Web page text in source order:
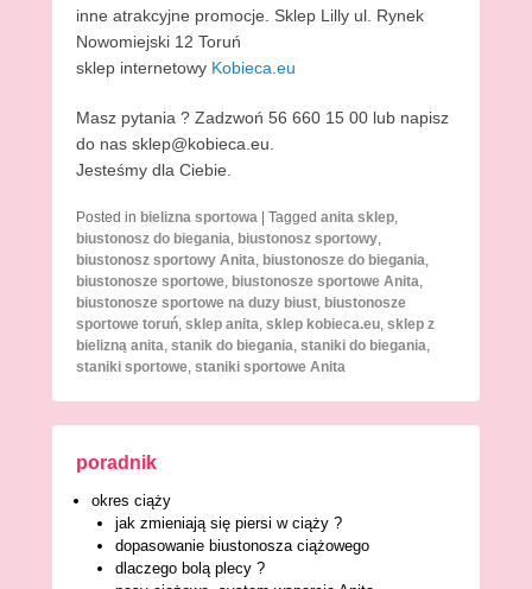
inne atrakcyjne promocje. Sklep Lilly ul. Rynek
Nowomiejski 12 Toruń
sklep internetowy Kobieca.eu
Masz pytania ? Zadzwoń 56 660 15 00 lub napisz
do nas sklep@kobieca.eu.
Jesteśmy dla Ciebie.
Posted in bielizna sportowa | Tagged anita sklep,
biustonosz do biegania, biustonosz sportowy,
biustonosz sportowy Anita, biustonosze do biegania,
biustonosze sportowe, biustonosze sportowe Anita,
biustonosze sportowe na duzy biust, biustonosze
sportowe toruń, sklep anita, sklep kobieca.eu, sklep z
bielizną anita, stanik do biegania, staniki do biegania,
staniki sportowe, staniki sportowe Anita
poradnik
okres ciąży
jak zmieniają się piersi w ciąży ?
dopasowanie biustonosza ciążowego
dlaczego bolą plecy ?